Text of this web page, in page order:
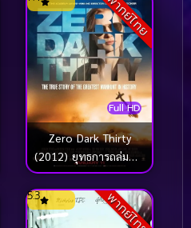
พากย์ไทย
Full HD
Zero Dark Thirty
(2012) ยุทธการถล่มบิน
ลาเดน
พากย์ไทย
5.3